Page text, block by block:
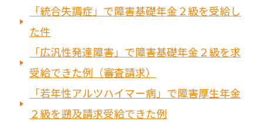
「統合失調症」で障害基礎年金２級を受給し
た件
「広汎性発達障害」で障害基礎年金２級を求
受給できた例（審査請求）
「若年性アルツハイマー病」で障害厚生年金
２級を遡及請求受給できた例